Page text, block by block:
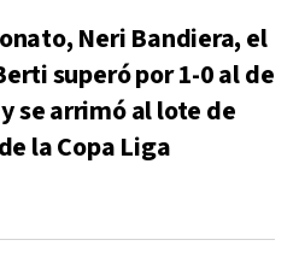
Neri Bandiera, el
superó por 1-0 al de
se arrimó al lote de
la Copa Liga